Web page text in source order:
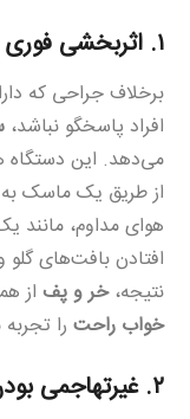
۱. اثربخشی فوری و ۱۰۰ درصدی
برخلاف جراحی که
افراد پاسخگو نباشد،
می‌دهد. این دستگاه
از طریق یک ماسک
هوای مداوم، مانند
افتادن بافت‌های گلو
نتیجه،خر و پف از
خواب راحت را
۲. غیرتهاجمی بودن